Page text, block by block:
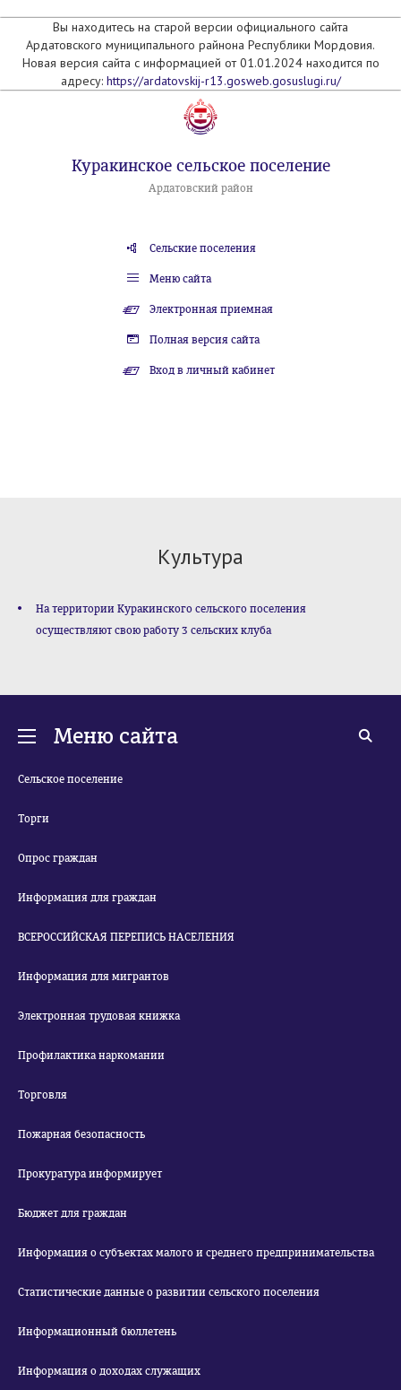
Вы находитесь на старой версии официального сайта
Ардатовского муниципального райнона Республики Мордовия.
Новая версия сайта с информацией от 01.01.2024 находится по
адресу: https://ardatovskij-r13.gosweb.gosuslugi.ru/
Куракинское сельское поселение
Ардатовский район
Сельские поселения
Меню сайта
Электронная приемная
Полная версия сайта
Вход в личный кабинет
Культура
На территории Куракинского сельского поселения
осуществляют свою работу 3 сельских клуба
Меню сайта
Сельское поселение
Торги
Опрос граждан
Информация для граждан
ВСЕРОССИЙСКАЯ ПЕРЕПИСЬ НАСЕЛЕНИЯ
Информация для мигрантов
Электронная трудовая книжка
Профилактика наркомании
Торговля
Пожарная безопасность
Прокуратура информирует
Бюджет для граждан
Информация о субъектах малого и среднего предпринимательства
Статистические данные о развитии сельского поселения
Информационный бюллетень
Информация о доходах служащих